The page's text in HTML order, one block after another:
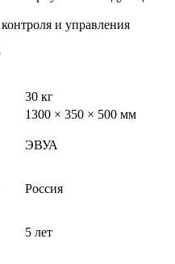
и управления
30 кг
1300 × 350 × 500 мм
ЭВУА
Россия
5 лет